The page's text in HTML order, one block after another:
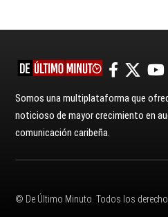
Somos una multiplataforma que
noticioso de mayor crecimiento en
comunicación caribeña.
© De Último Minuto. Todos los